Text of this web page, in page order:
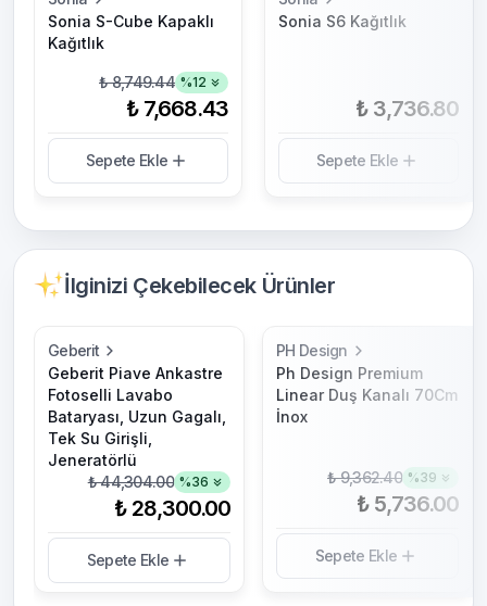
Sonia S-Cube Kapaklı
Kağıtlık
₺ 8,749.44 %12
₺ 7,668.43
Sepete Ekle
Sonia S6 Kağıtlık
₺ 3,736.80
Sepete Ekle
İlginizi Çekebilecek Ürünler
Geberit
Geberit Piave Ankastre
Fotoselli Lavabo
Bataryası, Uzun Gagalı,
Tek Su Girişli,
Jeneratörlü
₺ 44,304.00 %36
₺ 28,300.00
Sepete Ekle
PH Design
Ph Design Premium
Linear Duş Kanalı 70Cm
İnox
₺ 9,362.40 %39
₺ 5,736.00
Sepete Ekle